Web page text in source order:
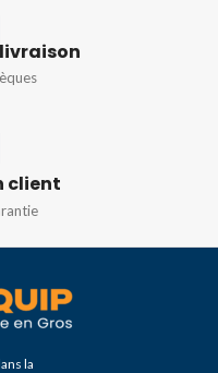
client
la